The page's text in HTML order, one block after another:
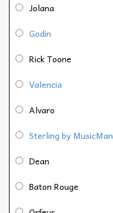
Jolana
Godin
Rick Toone
Valencia
Alvaro
Sterling by MusicMan
Dean
Baton Rouge